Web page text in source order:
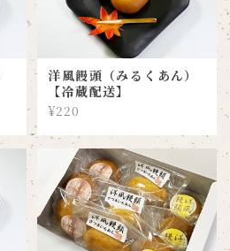
洋風饅頭（みるくあん）
【冷蔵配送】
¥220